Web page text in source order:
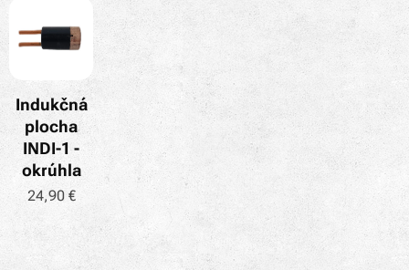
Indukčná
plocha
INDI-1 -
okrúhla
24,90€